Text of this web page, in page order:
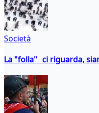
Società
La "folla" ci riguarda,